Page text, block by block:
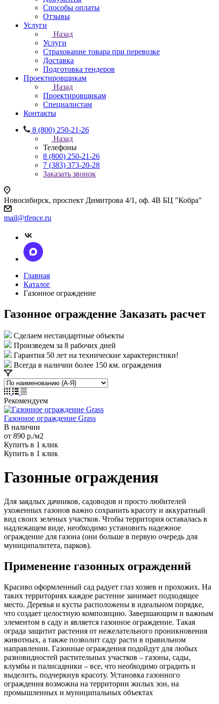
Способы оплаты
Отзывы
Услуги
Назад
Услуги
Страхование товара при перевозке
Доставка
Подготовка тендеров
Проектировщикам
Назад
Проектировщикам
Специалистам
Контакты
8 (800) 250-21-26
Назад
Телефоны
8 (800) 250-21-26
7 (383) 373-20-28
Заказать звонок
Новосибирск, проспект Димитрова 4/1, оф. 4В БЦ "Кобра"
mail@tfence.ru
Главная
Каталог
Газонное ограждение
Газонное ограждение Заказать расчет
Сделаем нестандартные объекты
Произведем за 8 рабочих дней
Гарантия 50 лет на технические характеристики!
Всегда в наличии более 150 км. ограждения
Рекомендуем
Газонное ограждение Grass
В наличии
от 890 р./м2
Купить в 1 клик
Купить в 1 клик
Газонные ограждения
Для заядлых дачников, садоводов и просто любителей
ухоженных газонов важно сохранить красоту и аккуратный
вид своих зеленых участков. Чтобы территория оставалась в
надлежащем виде, необходимо установить надежное
ограждение для газона (они больше в первую очередь для
муниципалитета, парков).
Применение газонных ограждений
Красиво оформленный сад радует глаз хозяев и прохожих. На
таких территориях каждое растение занимает подходящее
место. Деревья и кусты расположены в идеальном порядке,
что создает целостную композицию. Завершающим и важным
элементом в саду и является газонное ограждение. Такая
ограда защитит растения от нежелательного проникновения
животных, а также позволит саду расти в правильном
направлении. Газонные ограждения подойдут для любых
разновидностей растительных участков ‒ газоны, сады,
клумбы и палисадники ‒ все, что необходимо оградить и
выделить, подчеркнув красоту. Установка газонного
ограждения возможна на территории жилых зон, на
промышленных и муниципальных объектах